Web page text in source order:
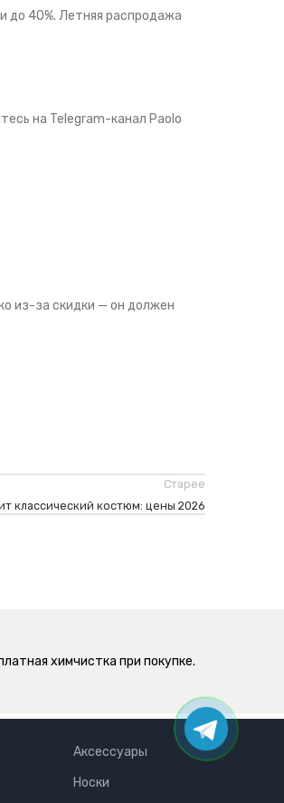
до 40%. Летняя распродажа
на Telegram-канал Paolo
из-за скидки — он должен
Старее
классический костюм: цены 2026
химчистка при покупке.
Аксессуары
Носки